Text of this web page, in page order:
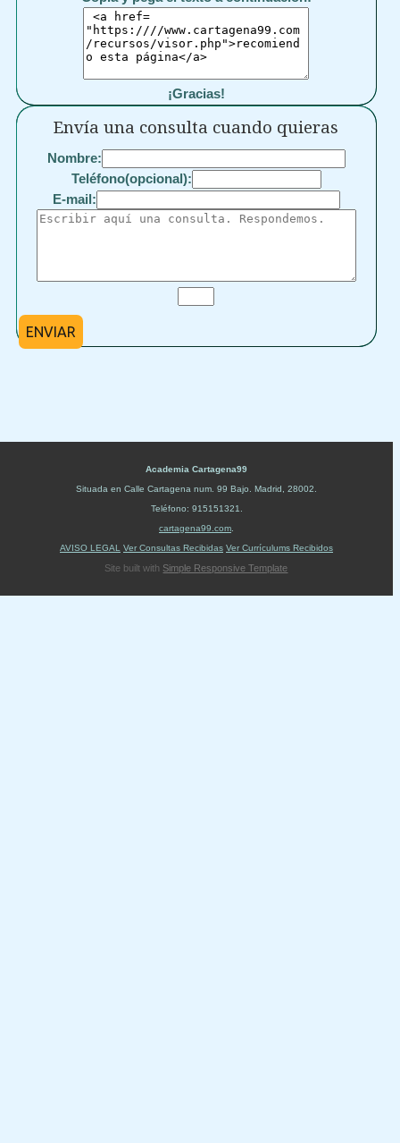
¡Gracias!
Envía una consulta cuando quieras
Nombre:
Teléfono(opcional):
E-mail:
ENVIAR
Academia Cartagena99
Situada en Calle Cartagena num. 99 Bajo Madrid 28002
Teléfono: 915151321
cartagena99.com
AVISO LEGAL
Ver Consultas Recibidas Ver Currículums Recibidos
Site built with Simple Responsive Template